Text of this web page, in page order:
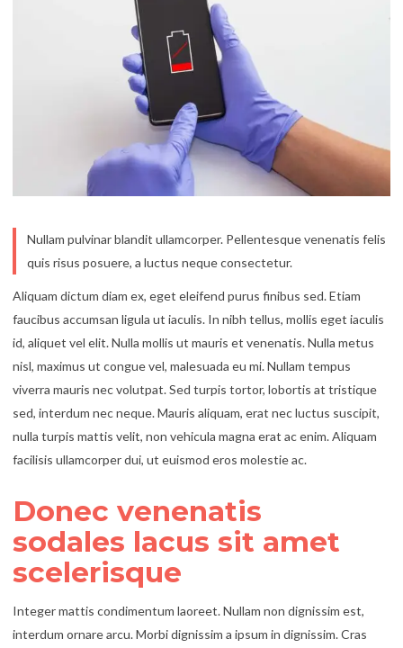
Nullam pulvinar blandit ullamcorper. Pellentesque venenatis felis
quis risus posuere, a luctus neque consectetur.
Aliquam dictum diam ex, eget eleifend purus finibus sed. Etiam
faucibus accumsan ligula ut iaculis. In nibh tellus, mollis eget iaculis
id, aliquet vel elit. Nulla mollis ut mauris et venenatis. Nulla metus
nisl, maximus ut congue vel, malesuada eu mi. Nullam tempus
viverra mauris nec volutpat. Sed turpis tortor, lobortis at tristique
sed, interdum nec neque. Mauris aliquam, erat nec luctus suscipit,
nulla turpis mattis velit, non vehicula magna erat ac enim. Aliquam
facilisis ullamcorper dui, ut euismod eros molestie ac.
Donec venenatis
sodales lacus sit amet
scelerisque
Integer mattis condimentum laoreet. Nullam non dignissim est,
interdum ornare arcu. Morbi dignissim a ipsum in dignissim. Cras